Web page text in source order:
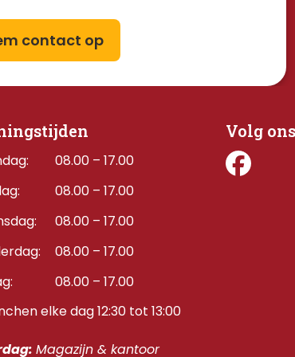
contact op
08.00 – 17.00
08.00 – 17.00
08.00 – 17.00
08.00 – 17.00
08.00 – 17.00
elke dag 12:30 tot 13:00
Magazijn & kantoor
Volg ons